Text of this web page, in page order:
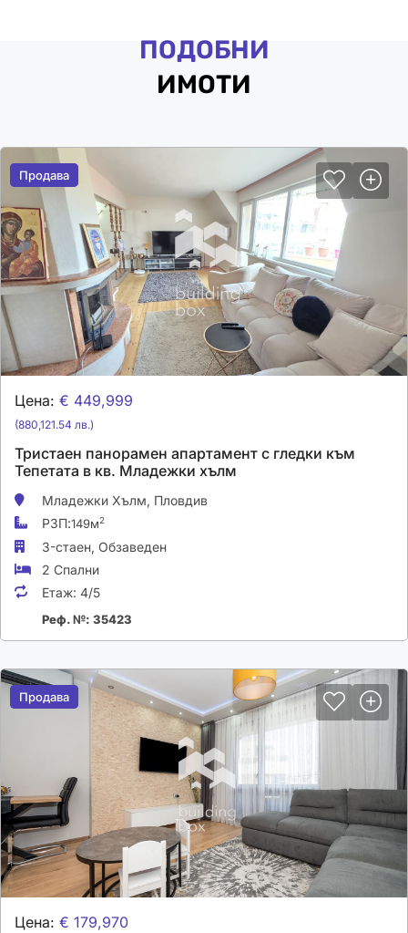
ПОДОБНИ
ИМОТИ
Продава
Продава
Цена: € 449,999
(880,121.54 лв.)
Тристаен панорамен апартамент с гледки към
Тепетата в кв. Младежки хълм
Младежки Хълм, Пловдив
РЗП:149м2
3-стаен, Обзаведен
2 Спални
Етаж: 4/5
Реф. №: 35423
Продава
Продава
Цена: € 179,970